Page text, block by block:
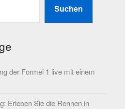
Suchen
der Formel 1 live mit einem
Erleben Sie die Rennen in